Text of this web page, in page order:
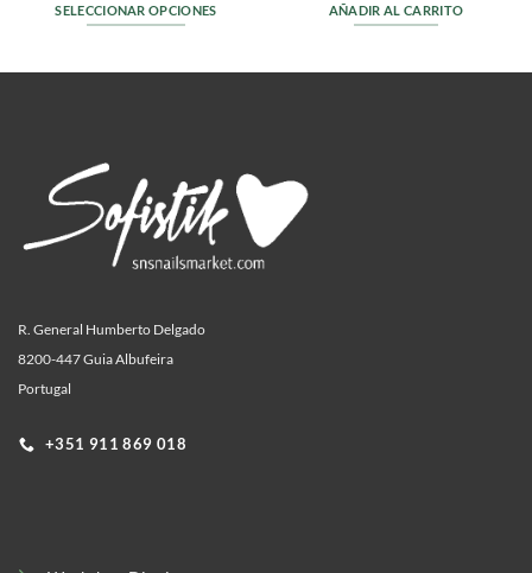
SELECCIONAR OPCIONES
opciones
se
pueden
elegir
página
de
AÑADIR AL CARRITO
R. General Humberto Delgado
8200-447 Guia Albufeira
Portugal
+351 911 869 018